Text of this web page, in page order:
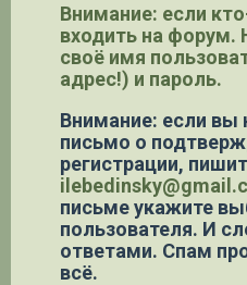
Внимание: если
входить на форум.
своё имя
адрес!) и пароль.
Внимание: если вы
письмо о
регистрации,
письме укажите
пользователя. И
ответами. Спам
всё.